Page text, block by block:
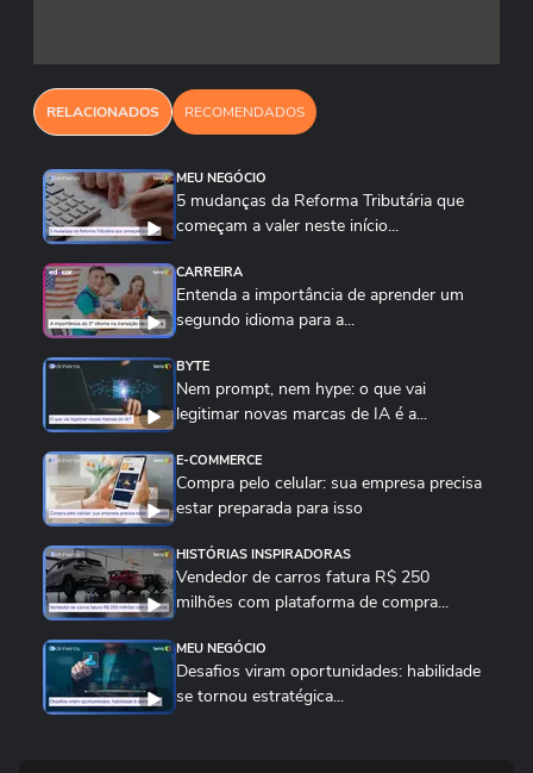
RELACIONADOS RECOMENDADOS
MEU NEGÓCIO
5 mudanças da Reforma Tributária que
começam a valer neste início...
CARREIRA
Entenda a importância de aprender um
segundo idioma para a...
BYTE
Nem prompt, nem hype: o que vai
legitimar novas marcas de IA é a...
E-COMMERCE
Compra pelo celular: sua empresa precisa
estar preparada para isso
HISTÓRIAS INSPIRADORAS
Vendedor de carros fatura R$ 250
milhões com plataforma de compra...
MEU NEGÓCIO
Desafios viram oportunidades: habilidade
se tornou estratégica...